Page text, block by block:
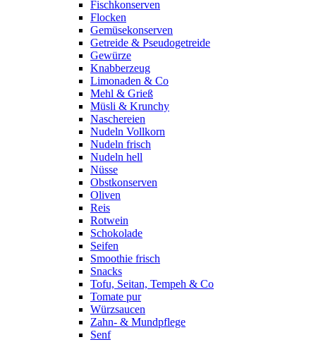
Fischkonserven
Flocken
Gemüsekonserven
Getreide & Pseudogetreide
Gewürze
Knabberzeug
Limonaden & Co
Mehl & Grieß
Müsli & Krunchy
Naschereien
Nudeln Vollkorn
Nudeln frisch
Nudeln hell
Nüsse
Obstkonserven
Oliven
Reis
Rotwein
Schokolade
Seifen
Smoothie frisch
Snacks
Tofu, Seitan, Tempeh & Co
Tomate pur
Würzsaucen
Zahn- & Mundpflege
Senf